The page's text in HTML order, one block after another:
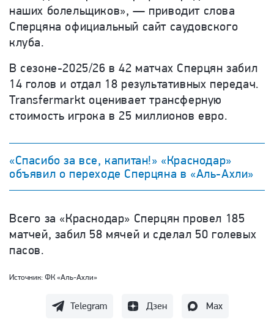
наших болельщиков», — приводит слова
Сперцяна официальный сайт саудовского
клуба.
В сезоне-2025/26 в 42 матчах Сперцян забил
14 голов и отдал 18 результативных передач.
Transfermarkt оценивает трансферную
стоимость игрока в 25 миллионов евро.
«Спасибо за все, капитан!» «Краснодар»
объявил о переходе Сперцяна в «Аль-Ахли»
Всего за «Краснодар» Сперцян провел 185
матчей, забил 58 мячей и сделал 50 голевых
пасов.
Источник: ФК «Аль-Ахли»
Telegram Дзен Max